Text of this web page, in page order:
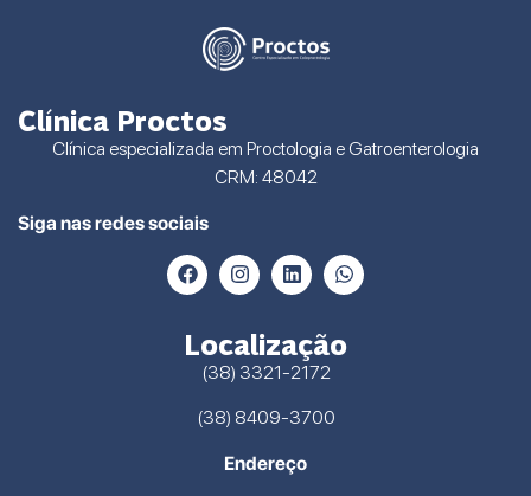
Clínica Proctos
Clínica especializada em Proctologia e Gatroenterologia
CRM: 48042
Siga nas redes sociais
Localização
(38) 3321-2172
(38) 8409-3700
Endereço